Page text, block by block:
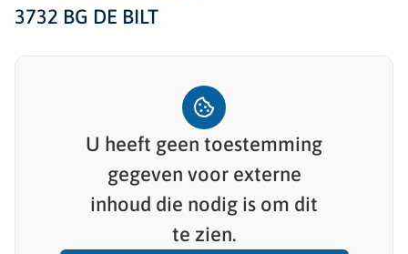
3732 BG DE BILT
U heeft geen toestemming
gegeven voor externe
inhoud die nodig is om dit
te zien.